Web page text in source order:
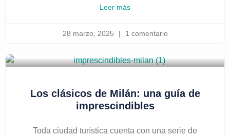
Leer más
28 marzo, 2025 1 comentario
Los clásicos de Milán: una guía de
imprescindibles
Toda ciudad turística cuenta con una serie de